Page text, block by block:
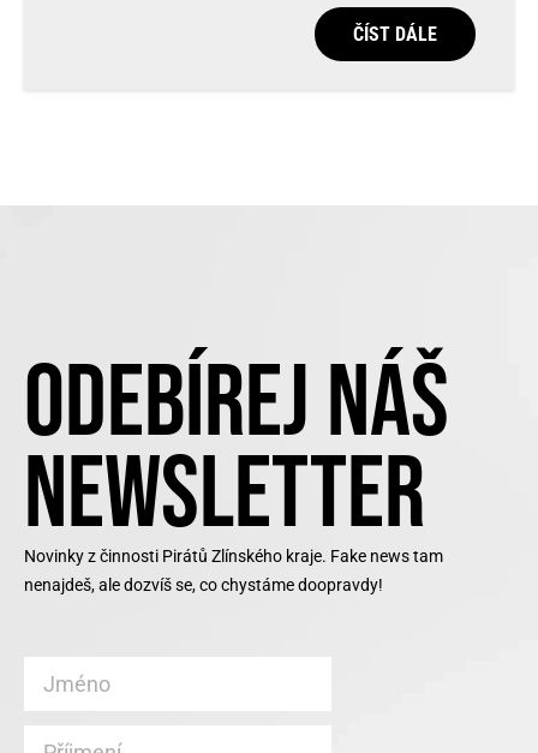
ČÍST DÁLE
ODEBÍREJ NÁŠ
NEWSLETTER
Novinky z činnosti Pirátů Zlínského kraje. Fake news tam
nenajdeš, ale dozvíš se, co chystáme doopravdy!